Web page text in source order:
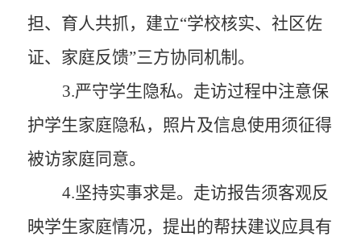
担、育人共抓，建立“学校核实、社区佐
证、家庭反馈”三方协同机制。
3.严守学生隐私。 走访过程中注意保
护学生家庭隐私，照片及信息使用须征得
被访家庭同意。
4.坚持实事求是。 走访报告须客观反
映学生家庭情况，提出的帮扶建议应具有